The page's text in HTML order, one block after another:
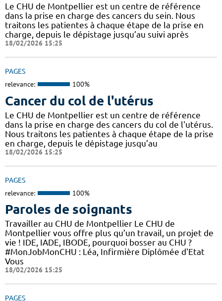
Le CHU de Montpellier est un centre de référence
dans la prise en charge des cancers du sein. Nous
traitons les patientes à chaque étape de la prise en
charge, depuis le dépistage jusqu’au suivi après
18/02/2026 15:25
PAGES
relevance: 100%
Cancer du col de l'utérus
Le CHU de Montpellier est un centre de référence
dans la prise en charge des cancers du col de l'utérus.
Nous traitons les patientes à chaque étape de la prise
en charge, depuis le dépistage jusqu’au
18/02/2026 15:25
PAGES
relevance: 100%
Paroles de soignants
Travailler au CHU de Montpellier Le CHU de
Montpellier vous offre plus qu’un travail, un projet de
vie ! IDE, IADE, IBODE, pourquoi bosser au CHU ?
#MonJobMonCHU : Léa, Infirmière Diplômée d'Etat
Vous
18/02/2026 15:25
PAGES